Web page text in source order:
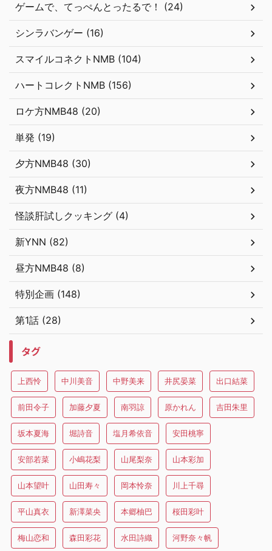
ゲームで、てっぺんとったるで！ (24)
シンラバンゲー (16)
スマイルコネクトNMB (104)
ハートコレクトNMB (156)
ロケ方NMB48 (20)
単発 (19)
夕方NMB48 (30)
夜方NMB48 (11)
怪談肝試しクッキング (4)
新YNN (82)
昼方NMB48 (8)
特別企画 (148)
第1話 (28)
タグ
上西怜 中川美音 中野美来 井尻晏菜 出口結菜
前田令子 加藤夕夏 南羽諒 原かれん 吉田朱里
坂本夏海 堀詩音 塩月希依音 安田桃寧
安部若菜 小嶋花梨 山尾梨奈 山本彩加
山本望叶 山田寿々 岡本怜奈 川上千尋
平山真衣 新澤菜央 本郷柚巴 桜田彩叶
梅山恋和 森田彩花 水田詩織 河野奈々帆